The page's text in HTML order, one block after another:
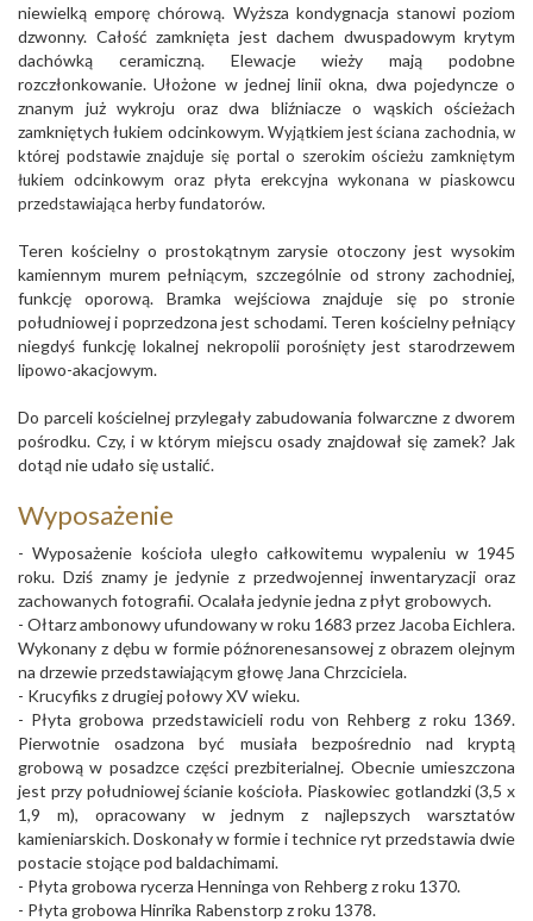
niewielką emporę chórową. Wyższa kondygnacja stanowi poziom
dzwonny. Całość zamknięta jest dachem dwuspadowym krytym
dachówką ceramiczną. Elewacje wieży mają podobne
rozczłonkowanie. Ułożone w jednej linii okna, dwa pojedyncze o
znanym już wykroju oraz dwa bliźniacze o wąskich ościeżach
zamkniętych łukiem odcinkowym.Wyjątkiem jest ściana zachodnia, w
której podstawie znajduje się portal o szerokim ościeżu zamkniętym
łukiem odcinkowym oraz płyta erekcyjna wykonana w piaskowcu
przedstawiająca herby fundatorów.
Teren kościelny o prostokątnym zarysie otoczony jest wysokim
kamiennym murem pełniącym, szczególnie od strony zachodniej,
funkcję oporową. Bramka wejściowa znajduje się po stronie
południowej i poprzedzona jest schodami. Teren kościelny pełniący
niegdyś funkcję lokalnej nekropolii porośnięty jest starodrzewem
lipowo-akacjowym.
Do parceli kościelnej przylegały zabudowania folwarczne z dworem
pośrodku. Czy, i w którym miejscu osady znajdował się zamek? Jak
dotąd nie udało się ustalić.
Wyposażenie
- Wyposażenie kościoła uległo całkowitemu wypaleniu w 1945
roku. Dziś znamy je jedynie z przedwojennej inwentaryzacji oraz
zachowanych fotografii. Ocalała jedynie jedna z płyt grobowych.
- Ołtarz ambonowy ufundowany w roku 1683 przez Jacoba Eichlera.
Wykonany z dębu w formie późnorenesansowej z obrazem olejnym
na drzewie przedstawiającym głowę Jana Chrzciciela.
- Krucyfiks z drugiej połowy XV wieku.
- Płyta grobowa przedstawicieli rodu von Rehberg z roku 1369.
Pierwotnie osadzona być musiała bezpośrednio nad kryptą
grobową w posadzce części prezbiterialnej. Obecnie umieszczona
jest przy południowej ścianie kościoła. Piaskowiec gotlandzki (3,5 x
1,9 m), opracowany w jednym z najlepszych warsztatów
kamieniarskich. Doskonały w formie i technice ryt przedstawia dwie
postacie stojące pod baldachimami.
- Płyta grobowa rycerza Henninga von Rehberg z roku 1370.
- Płyta grobowa Hinrika Rabenstorp z roku 1378.